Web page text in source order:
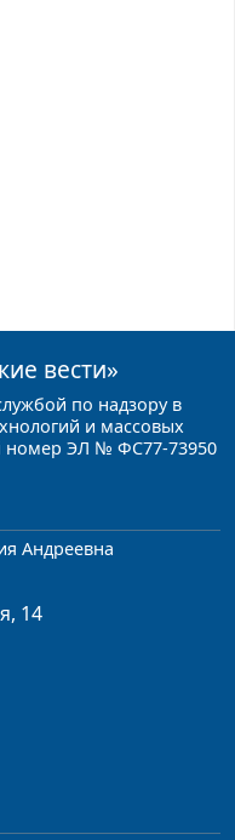
вести»
по надзору в
и массовых
номер ЭЛ № ФС77-73950
Андреевна
14